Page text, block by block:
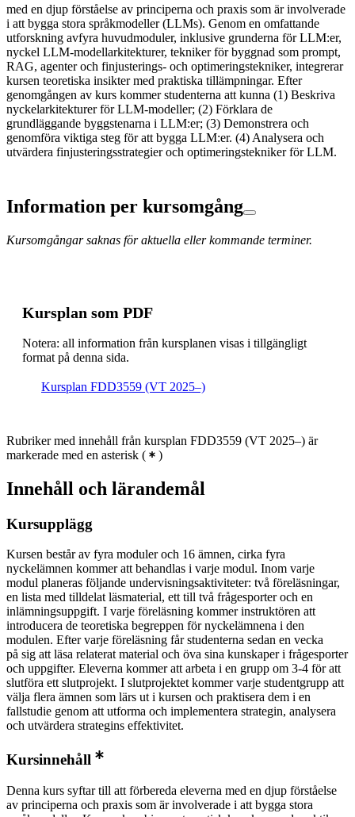
med en djup förståelse av principerna och praxis som är involverade
i att bygga stora språkmodeller (LLMs). Genom en omfattande
utforskning avfyra huvudmoduler, inklusive grunderna för LLM:er,
nyckel LLM-modellarkitekturer, tekniker för byggnad som prompt,
RAG, agenter och finjusterings- och optimeringstekniker, integrerar
kursen teoretiska insikter med praktiska tillämpningar. Efter
genomgången av kurs kommer studenterna att kunna (1) Beskriva
nyckelarkitekturer för LLM-modeller; (2) Förklara de
grundläggande byggstenarna i LLM:er; (3) Demonstrera och
genomföra viktiga steg för att bygga LLM:er. (4) Analysera och
utvärdera finjusteringsstrategier och optimeringstekniker för LLM.
Information per kursomgång
Kursomgångar saknas för aktuella eller kommande terminer.
Kursplan som PDF
Notera: all information från kursplanen visas i tillgängligt
format på denna sida.
Kursplan FDD3559 (VT 2025–)
Rubriker med innehåll från kursplan FDD3559 (VT 2025–) är
markerade med en asterisk ( )
Innehåll och lärandemål
Kursupplägg
Kursen består av fyra moduler och 16 ämnen, cirka fyra
nyckelämnen kommer att behandlas i varje modul. Inom varje
modul planeras följande undervisningsaktiviteter: två föreläsningar,
en lista med tilldelat läsmaterial, ett till två frågesporter och en
inlämningsuppgift. I varje föreläsning kommer instruktören att
introducera de teoretiska begreppen för nyckelämnena i den
modulen. Efter varje föreläsning får studenterna sedan en vecka
på sig att läsa relaterat material och öva sina kunskaper i frågesporter
och uppgifter. Eleverna kommer att arbeta i en grupp om 3-4 för att
slutföra ett slutprojekt. I slutprojektet kommer varje studentgrupp att
välja flera ämnen som lärs ut i kursen och praktisera dem i en
fallstudie genom att utforma och implementera strategin, analysera
och utvärdera strategins effektivitet.
Kursinnehåll
Denna kurs syftar till att förbereda eleverna med en djup förståelse
av principerna och praxis som är involverade i att bygga stora